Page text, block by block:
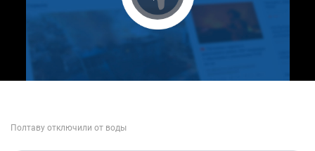
Play Video